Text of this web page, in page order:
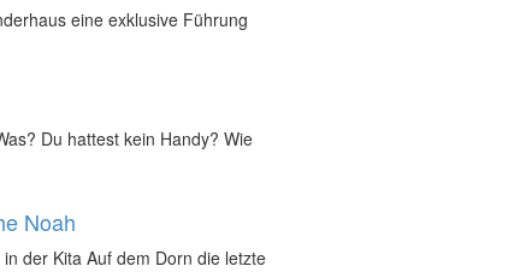
eine exklusive Führung
Du hattest kein Handy? Wie
Noah
der Kita Auf dem Dorn die letzte